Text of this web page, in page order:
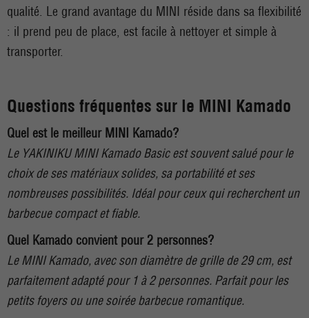
qualité. Le grand avantage du MINI réside dans sa flexibilité
: il prend peu de place, est facile à nettoyer et simple à
transporter.
Questions fréquentes sur le MINI Kamado
Quel est le meilleur MINI Kamado?
Le YAKINIKU MINI Kamado Basic est souvent salué pour le
choix de ses matériaux solides, sa portabilité et ses
nombreuses possibilités. Idéal pour ceux qui recherchent un
barbecue compact et fiable.
Quel Kamado convient pour 2 personnes?
Le MINI Kamado, avec son diamètre de grille de 29 cm, est
parfaitement adapté pour 1 à 2 personnes. Parfait pour les
petits foyers ou une soirée barbecue romantique.